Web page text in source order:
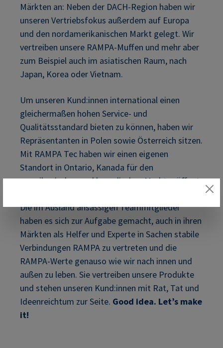
Märkten an: Neben der DACH-Region haben wir
unseren Vertriebsfokus außerdem auf Europa
und den nordamerikanischen Markt gelegt. Wir
vertreiben unsere RAMPA-Muffen und mehr aber
zum Beispiel auch im asiatischen Raum, nach
Japan, Korea oder Vietnam.
Um unseren Kund:innen international einen
gleichermaßen hohen Service- und
Qualitätsstandard bieten zu können, haben wir
Repräsentanten in Polen sowie Österreich sitzen.
Mit RAMPA Tec haben wir einen eigenen
Standort in Ontario, Kanada für den
amerikanischen und kanadischen Markt eröffnet.
Die im Ausland ansässigen Teammitglieder
haben es sich zur Aufgabe gemacht, auch in ihren
Märkten als Helfer und Experte in Sachen stabile
Verbindungen RAMPA zu vertreten und die
RAMPA-Werte genauso wie wir nach innen und
außen zu leben. Sie vertreiben unsere Produkte
und stehen unseren Kund:innen mit Rat, Tat und
Ideenreichtum zur Seite. Good idea. Let’s make
it!